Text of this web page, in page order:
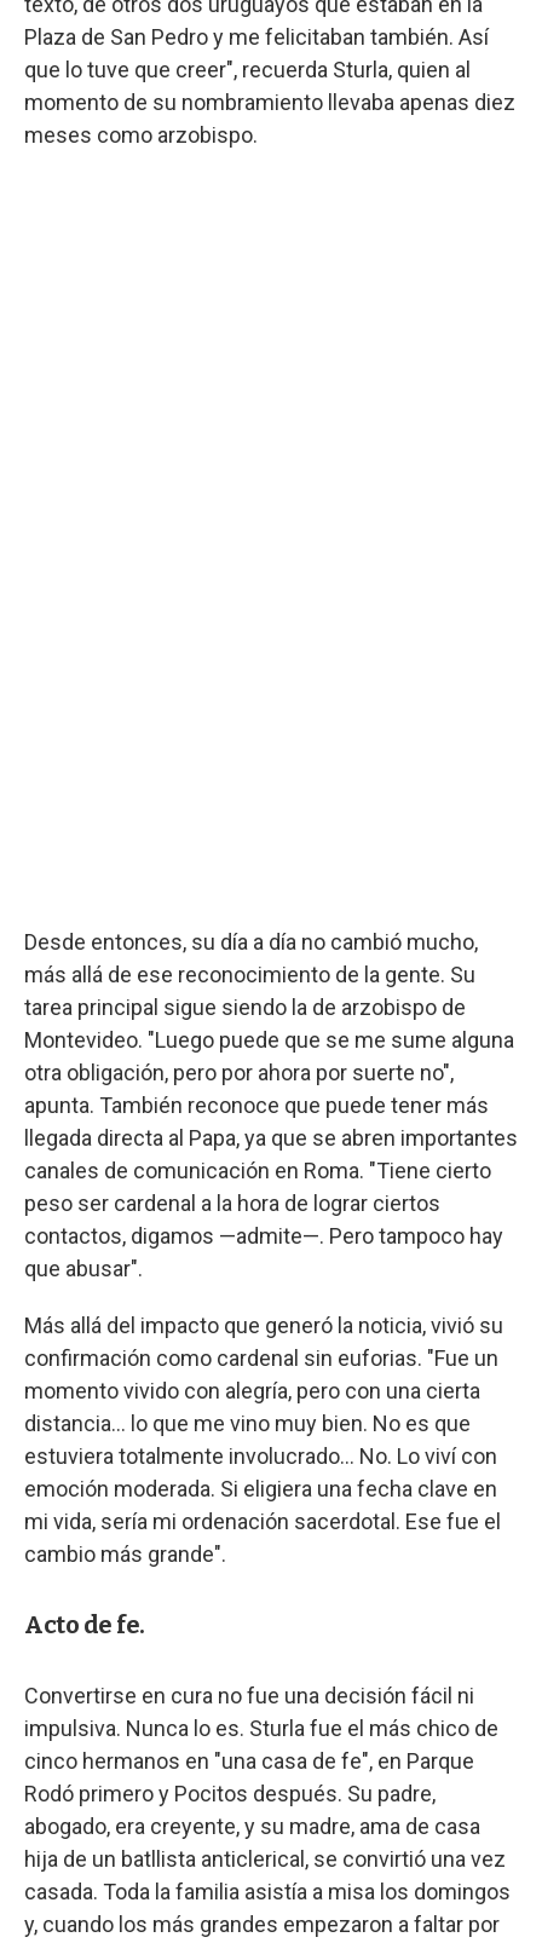
Plaza de San Pedro y me felicitaban también. Así
que lo tuve que creer", recuerda Sturla, quien al
momento de su nombramiento llevaba apenas diez
meses como arzobispo.
Desde entonces, su día a día no cambió mucho,
más allá de ese reconocimiento de la gente. Su
tarea principal sigue siendo la de arzobispo de
Montevideo. "Luego puede que se me sume alguna
otra obligación, pero por ahora por suerte no",
apunta. También reconoce que puede tener más
llegada directa al Papa, ya que se abren importantes
canales de comunicación en Roma. "Tiene cierto
peso ser cardenal a la hora de lograr ciertos
contactos, digamos —admite—. Pero tampoco hay
que abusar".
Más allá del impacto que generó la noticia, vivió su
confirmación como cardenal sin euforias. "Fue un
momento vivido con alegría, pero con una cierta
distancia… lo que me vino muy bien. No es que
estuviera totalmente involucrado… No. Lo viví con
emoción moderada. Si eligiera una fecha clave en
mi vida, sería mi ordenación sacerdotal. Ese fue el
cambio más grande".
Acto de fe.
Convertirse en cura no fue una decisión fácil ni
impulsiva. Nunca lo es. Sturla fue el más chico de
cinco hermanos en "una casa de fe", en Parque
Rodó primero y Pocitos después. Su padre,
abogado, era creyente, y su madre, ama de casa
hija de un batllista anticlerical, se convirtió una vez
casada. Toda la familia asistía a misa los domingos
y, cuando los más grandes empezaron a faltar por